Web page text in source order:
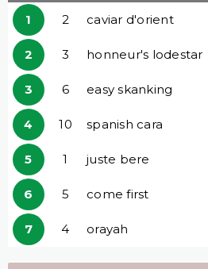
1 2 caviar d'orient
2 3 honneur's lodestar
3 6 easy skanking
4 10 spanish cara
5 1 juste bere
6 5 come first
7 4 orayah